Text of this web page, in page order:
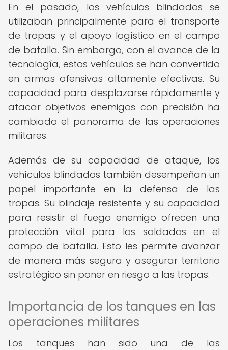
En el pasado, los vehículos blindados se
utilizaban principalmente para el transporte
de tropas y el apoyo logístico en el campo
de batalla. Sin embargo, con el avance de la
tecnología, estos vehículos se han convertido
en armas ofensivas altamente efectivas. Su
capacidad para desplazarse rápidamente y
atacar objetivos enemigos con precisión ha
cambiado el panorama de las operaciones
militares.
Además de su capacidad de ataque, los
vehículos blindados también desempeñan un
papel importante en la defensa de las
tropas. Su blindaje resistente y su capacidad
para resistir el fuego enemigo ofrecen una
protección vital para los soldados en el
campo de batalla. Esto les permite avanzar
de manera más segura y asegurar territorio
estratégico sin poner en riesgo a las tropas.
Importancia de los tanques en las
operaciones militares
Los tanques han sido una de las